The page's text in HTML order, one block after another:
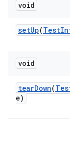
void
setUp(Test
void
tearDown(
e)